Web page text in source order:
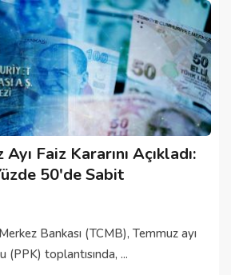
Faiz Kararını Açıkladı:
50'de Sabit
Bankası (TCMB), Temmuz ayı
(PPK) toplantısında, ...